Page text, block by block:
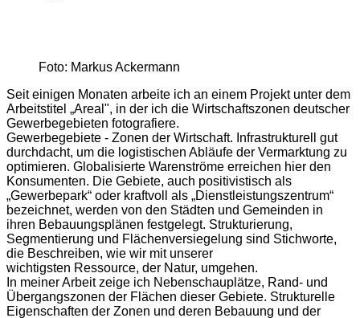
Foto: Markus Ackermann
Seit einigen Monaten arbeite ich an einem Projekt unter dem
Arbeitstitel „Areal", in der ich die Wirtschaftszonen deutscher
Gewerbegebieten fotografiere.
Gewerbegebiete - Zonen der Wirtschaft. Infrastrukturell gut
durchdacht, um die logistischen Abläufe der Vermarktung zu
optimieren. Globalisierte Warenströme erreichen hier den
Konsumenten. Die Gebiete, auch positivistisch als
„Gewerbepark“ oder kraftvoll als „Dienstleistungszentrum“
bezeichnet, werden von den Städten und Gemeinden in
ihren Bebauungsplänen festgelegt. Strukturierung,
Segmentierung und Flächenversiegelung sind Stichworte,
die Beschreiben, wie wir mit unserer
wichtigsten Ressource, der Natur, umgehen.
In meiner Arbeit zeige ich Nebenschauplätze, Rand- und
Übergangszonen der Flächen dieser Gebiete. Strukturelle
Eigenschaften der Zonen und deren Bebauung und der